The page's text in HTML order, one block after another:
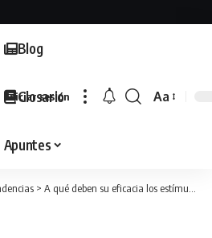
Blog
Glosario
Apuntes
Iniciar sesión
Font
Aa
> A qué deben su eficacia los estímulos condicionados e incondicionados?